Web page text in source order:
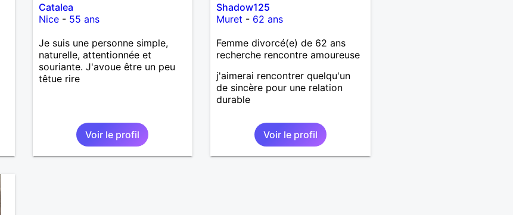
Catalea
Nice- 55 ans
Je suis une personne simple,
naturelle, attentionnée et
souriante. J'avoue être un peu
têtue rire
Voir le profil
Shadow125
Muret - 62 ans
Femme divorcé(e) de 62 ans
recherche rencontre amoureuse
j'aimerai rencontrer quelqu'un
de sincère pour une relation
durable
Voir le profil